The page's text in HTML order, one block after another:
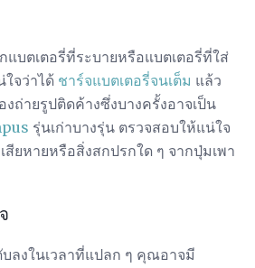
บตเตอรี่ที่ระบายหรือแบตเตอรี่ที่ใส่
จว่าได้ ชาร์จแบตเตอรี่จนเต็ม แล้ว
งถ่ายรูปติดค้างซึ่งบางครั้งอาจเป็น
รุ่นเก่าบางรุ่น ตรวจสอบให้แน่ใจ
สียหายหรือสิ่งสกปรกใด ๆ จากปุ่มเพา
ลงในเวลาที่แปลก ๆ คุณอาจมี